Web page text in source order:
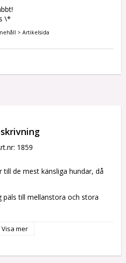
\*
> Artikelsida
1859
till de mest känsliga hundar, då
päls till mellanstora och stora
Visa mer